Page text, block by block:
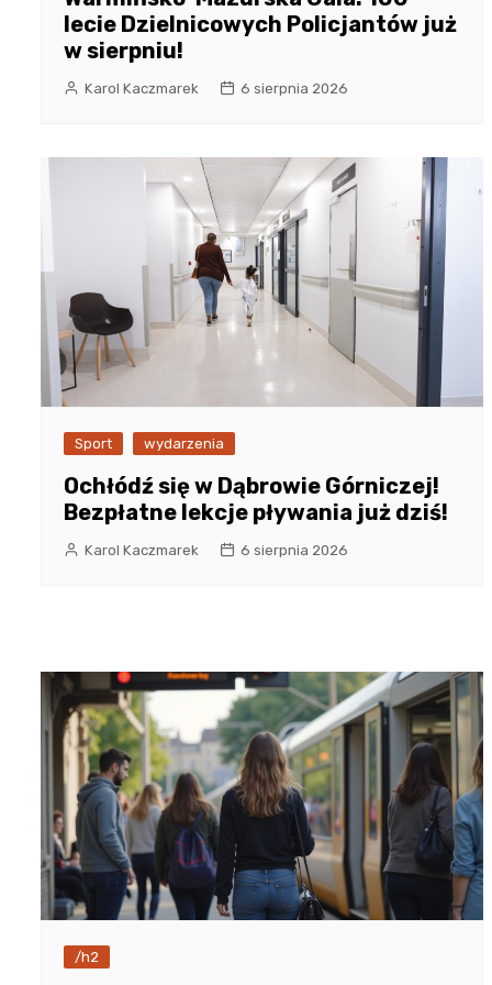
lecie Dzielnicowych Policjantów już
w sierpniu!
Karol Kaczmarek 6 sierpnia 2026
Sport wydarzenia
Ochłódź się w Dąbrowie Górniczej!
Bezpłatne lekcje pływania już dziś!
Karol Kaczmarek 6 sierpnia 2026
/h2